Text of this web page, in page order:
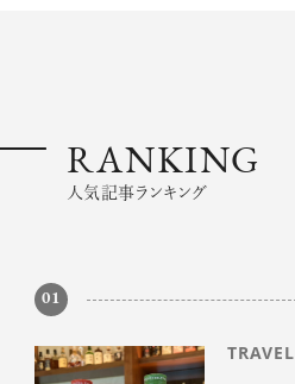
RANKING
人気記事ランキング
01
TRAVEL